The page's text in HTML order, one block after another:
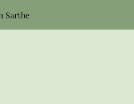
Sarthe